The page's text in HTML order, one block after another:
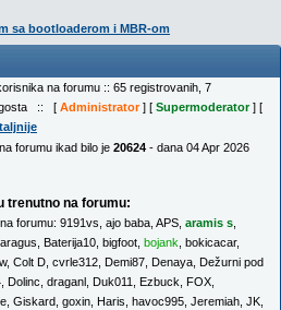
sa bootloaderom i MBR-om
na forumu :: 65 registrovanih, 7
gosta :: [ Administrator] [ Supermoderator] [
forumu ikad bilo je 20624 - dana 04 Apr 2026
trenutno na forumu:
forumu: 9191vs ajo baba APS aramis s
Baterija10 bigfoot bojank bokicacar,
, Colt D cvrle312 Demi87 Denaya Dežurni pod
Dolinc draganl Duk011 Ezbuck FOX
Giskard goxin Haris havoc995 Jeremiah JK